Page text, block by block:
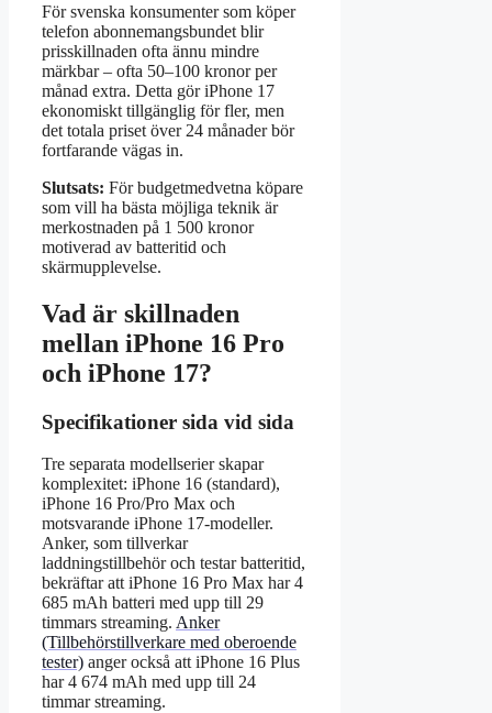
För svenska konsumenter som köper
telefon abonnemangsbundet blir
prisskillnaden ofta ännu mindre
märkbar – ofta 50–100 kronor per
månad extra. Detta gör iPhone 17
ekonomiskt tillgänglig för fler, men
det totala priset över 24 månader bör
fortfarande vägas in.
Slutsats: För budgetmedvetna köpare
som vill ha bästa möjliga teknik är
merkostnaden på 1 500 kronor
motiverad av batteritid och
skärmupplevelse.
Vad är skillnaden
mellan iPhone 16 Pro
och iPhone 17?
Specifikationer sida vid sida
Tre separata modellserier skapar
komplexitet: iPhone 16 (standard),
iPhone 16 Pro/Pro Max och
motsvarande iPhone 17-modeller.
Anker, som tillverkar
laddningstillbehör och testar batteritid,
bekräftar att iPhone 16 Pro Max har 4
685 mAh batteri med upp till 29
timmars streaming. Anker
(Tillbehörstillverkare med oberoende
tester) anger också att iPhone 16 Plus
har 4 674 mAh med upp till 24
timmar streaming.